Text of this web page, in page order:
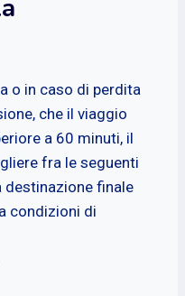
o in caso di perdita
che il viaggio
a 60 minuti, il
fra le seguenti
destinazione finale
condizioni di